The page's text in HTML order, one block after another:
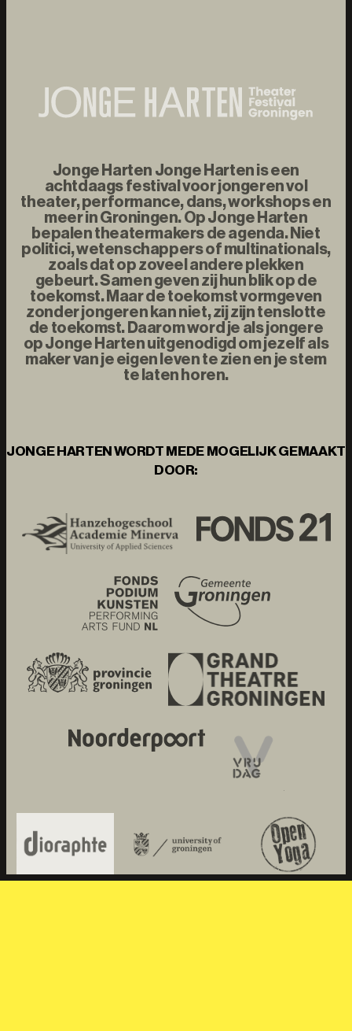
Jonge Harten Jonge Harten is een
achtdaags festival voor jongeren vol
theater, performance, dans, workshops en
meer in Groningen. Op Jonge Harten
bepalen theatermakers de agenda. Niet
politici, wetenschappers of multinationals,
zoals dat op zoveel andere plekken
gebeurt. Samen geven zij hun blik op de
toekomst. Maar de toekomst vormgeven
zonder jongeren kan niet, zij zijn tenslotte
de toekomst. Daarom word je als jongere
op Jonge Harten uitgenodigd om jezelf als
maker van je eigen leven te zien en je stem
te laten horen.
JONGE HARTEN WORDT MEDE MOGELIJK GEMAAKT
DOOR: